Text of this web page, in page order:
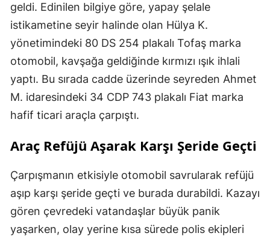
geldi. Edinilen bilgiye göre, yapay şelale
istikametine seyir halinde olan Hülya K.
yönetimindeki 80 DS 254 plakalı Tofaş marka
otomobil, kavşağa geldiğinde kırmızı ışık ihlali
yaptı. Bu sırada cadde üzerinde seyreden Ahmet
M. idaresindeki 34 CDP 743 plakalı Fiat marka
hafif ticari araçla çarpıştı.
Araç Refüjü Aşarak Karşı Şeride Geçti
Çarpışmanın etkisiyle otomobil savrularak refüjü
aşıp karşı şeride geçti ve burada durabildi. Kazayı
gören çevredeki vatandaşlar büyük panik
yaşarken, olay yerine kısa sürede polis ekipleri